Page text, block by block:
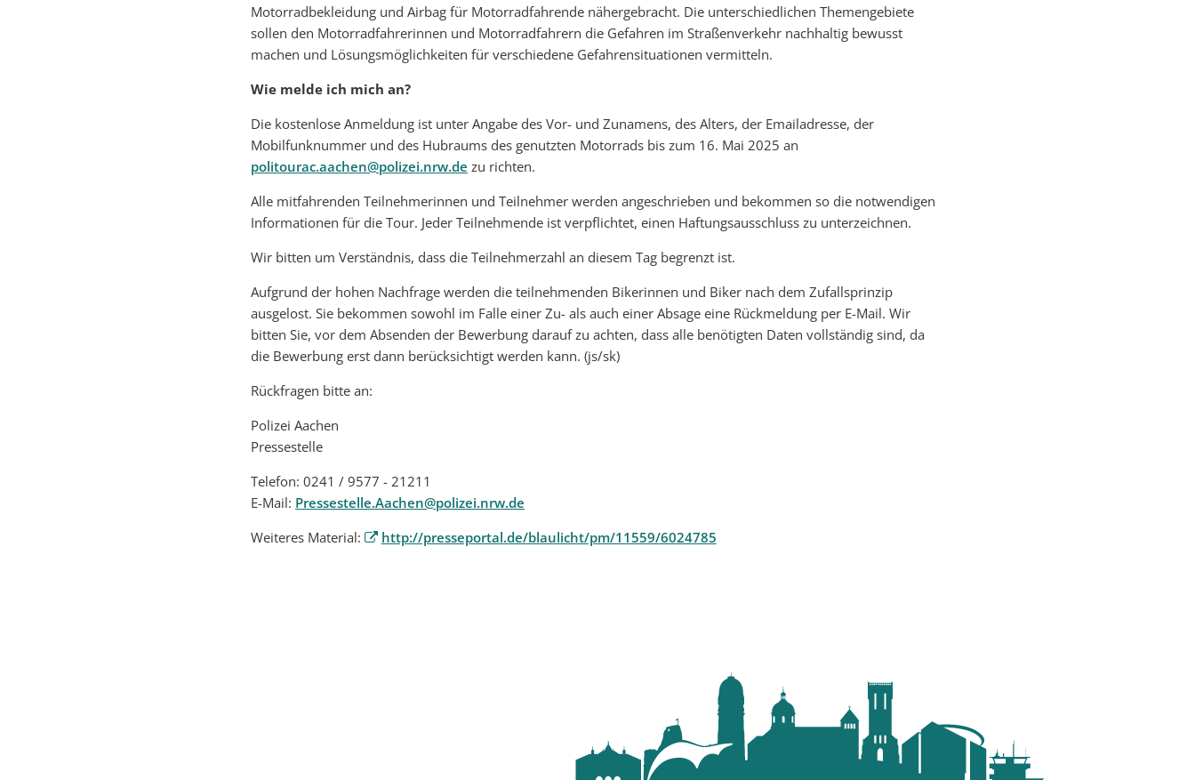
Motorradbekleidung und Airbag für Motorradfahrende nähergebracht. Die unterschiedlichen Themengebiete
sollen den Motorradfahrerinnen und Motorradfahrern die Gefahren im Straßenverkehr nachhaltig bewusst
machen und Lösungsmöglichkeiten für verschiedene Gefahrensituationen vermitteln.
Wie melde ich mich an?
Die kostenlose Anmeldung ist unter Angabe des Vor- und Zunamens, des Alters, der Emailadresse, der
Mobilfunknummer und des Hubraums des genutzten Motorrads bis zum 16. Mai 2025 an
politourac.aachen@polizei.nrw.de zu richten.
Alle mitfahrenden Teilnehmerinnen und Teilnehmer werden angeschrieben und bekommen so die notwendigen
Informationen für die Tour. Jeder Teilnehmende ist verpflichtet, einen Haftungsausschluss zu unterzeichnen.
Wir bitten um Verständnis, dass die Teilnehmerzahl an diesem Tag begrenzt ist.
Aufgrund der hohen Nachfrage werden die teilnehmenden Bikerinnen und Biker nach dem Zufallsprinzip
ausgelost. Sie bekommen sowohl im Falle einer Zu- als auch einer Absage eine Rückmeldung per E-Mail. Wir
bitten Sie, vor dem Absenden der Bewerbung darauf zu achten, dass alle benötigten Daten vollständig sind, da
die Bewerbung erst dann berücksichtigt werden kann. (js/sk)
Rückfragen bitte an:
Polizei Aachen
Pressestelle
Telefon: 0241 / 9577 - 21211
E-Mail: Pressestelle.Aachen@polizei.nrw.de
Weiteres Material:
http://presseportal.de/blaulicht/pm/11559/6024785